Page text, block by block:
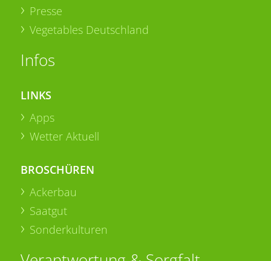
Presse
Vegetables Deutschland
Infos
LINKS
Apps
Wetter Aktuell
BROSCHÜREN
Ackerbau
Saatgut
Sonderkulturen